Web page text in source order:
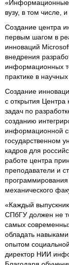
«Информационные
вузу, в том числе,
Создание центра
первым шагом в
инноваций
внедрения
информационных
практике в
Создание
с открытия
задач по
созданию
информационной
государственном
кадров для
работе центра
преподаватели и
механического
«Каждый
СПбГУ должен не
самых
обладать
опытом
директор НИИ